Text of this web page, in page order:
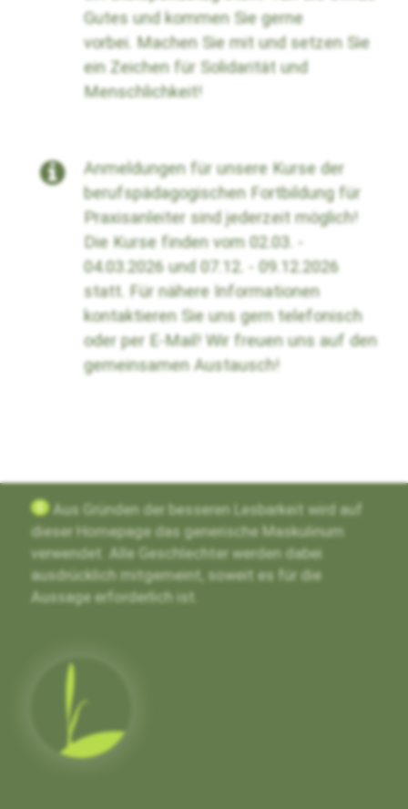
Gutes und kommen Sie gerne
vorbei. Machen Sie mit und setzen Sie
ein Zeichen für Solidarität und
Menschlichkeit!
Anmeldungen für unsere Kurse der
berufspädagogischen Fortbildung für
Praxisanleiter sind jederzeit möglich!
Die Kurse finden vom 02.03. -
04.03.2026 und 07.12. - 09.12.2026
statt. Für nähere Informationen
kontaktieren Sie uns gern telefonisch
oder per E-Mail! Wir freuen uns auf den
gemeinsamen Austausch!
g Aus Gründen der besseren Lesbarkeit wird auf
dieser Homepage das generische Maskulinum
verwendet. Alle Geschlechter werden dabei
ausdrücklich mitgemeint, soweit es für die
Aussage erforderlich ist.